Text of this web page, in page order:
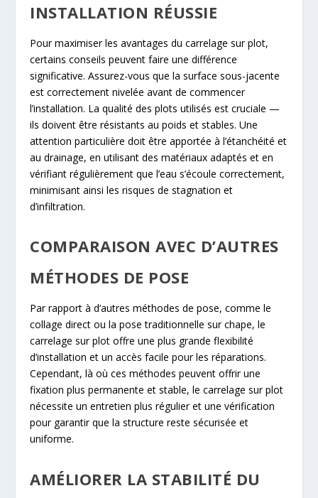
INSTALLATION RÉUSSIE
Pour maximiser les avantages du carrelage sur plot,
certains conseils peuvent faire une différence
significative. Assurez-vous que la surface sous-jacente
est correctement nivelée avant de commencer
l’installation. La qualité des plots utilisés est cruciale —
ils doivent être résistants au poids et stables. Une
attention particulière doit être apportée à l’étanchéité et
au drainage, en utilisant des matériaux adaptés et en
vérifiant régulièrement que l’eau s’écoule correctement,
minimisant ainsi les risques de stagnation et
d’infiltration.
COMPARAISON AVEC D’AUTRES
MÉTHODES DE POSE
Par rapport à d’autres méthodes de pose, comme le
collage direct ou la pose traditionnelle sur chape, le
carrelage sur plot offre une plus grande flexibilité
d’installation et un accès facile pour les réparations.
Cependant, là où ces méthodes peuvent offrir une
fixation plus permanente et stable, le carrelage sur plot
nécessite un entretien plus régulier et une vérification
pour garantir que la structure reste sécurisée et
uniforme.
AMÉLIORER LA STABILITÉ DU